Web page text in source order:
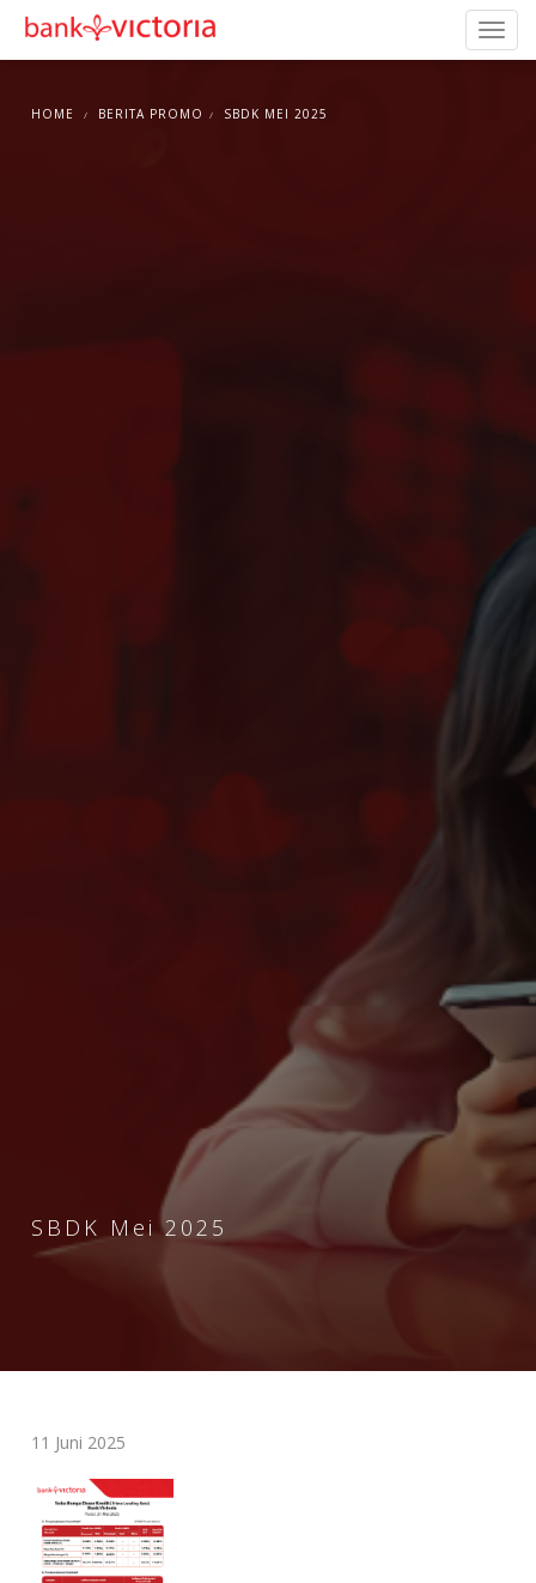
HOME BERITA PROMO SBDK MEI 2025
SBDK Mei 2025
11 Juni 2025